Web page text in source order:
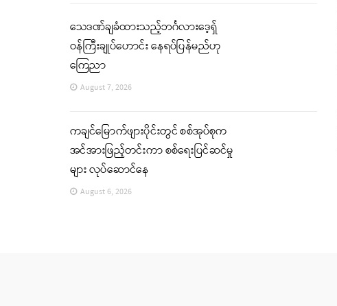
သေဒဏ်ချခံထားသည့်ဘင်္ဂလားဒေ့ရှ်
ဝန်ကြီးချုပ်ဟောင်း နေရပ်ပြန်မည်ဟု
ကြေညာ
August 7, 2026
ကချင်မြောက်ဖျားပိုင်းတွင် စစ်အုပ်စုက
အင်အားဖြည့်တင်းကာ စစ်ရေးပြင်ဆင်မှု
များ လုပ်ဆောင်နေ
August 6, 2026